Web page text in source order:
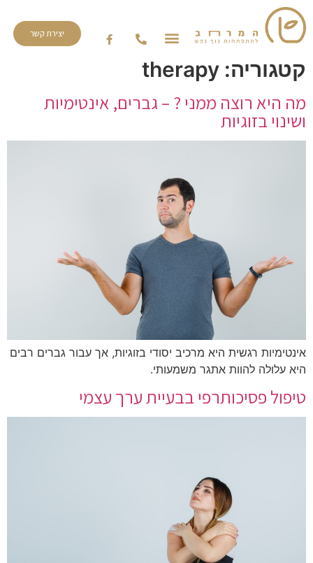
יצירת קשר
קטגוריה: therapy
מה היא רוצה ממני ? – גברים, אינטימיות
ושינוי בזוגיות
אינטימיות רגשית היא מרכיב יסודי בזוגיות, אך עבור גברים רבים
היא עלולה להוות אתגר משמעותי.
טיפול פסיכותרפי בבעיית ערך עצמי